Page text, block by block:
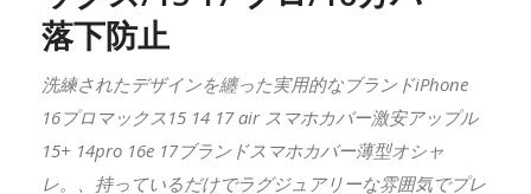
落下防止
洗練されたデザインを纏った実用的なブランドiPhone
16プロマックス15 14 17 air スマホカバー激安アップル
15+ 14pro 16e 17ブランドスマホカバー薄型オシャ
レ。、持っているだけでラグジュアリーな雰囲気でプレ